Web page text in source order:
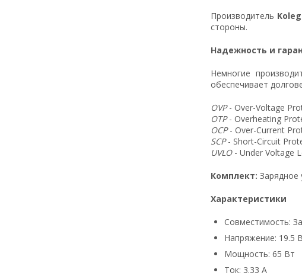
Производитель
стороны.
Надежность и
Немногие
обеспечивает
OVP- Over-Voltage
OTP- Overheating
OCP- Over-Current
SCP- Short-Circuit
UVLO- Under Voltage
Комплект: Зарядное
Характеристики
Совместимость:
Напряжение: 19.5 В
Мощность: 65 Вт
Ток: 3.33 А